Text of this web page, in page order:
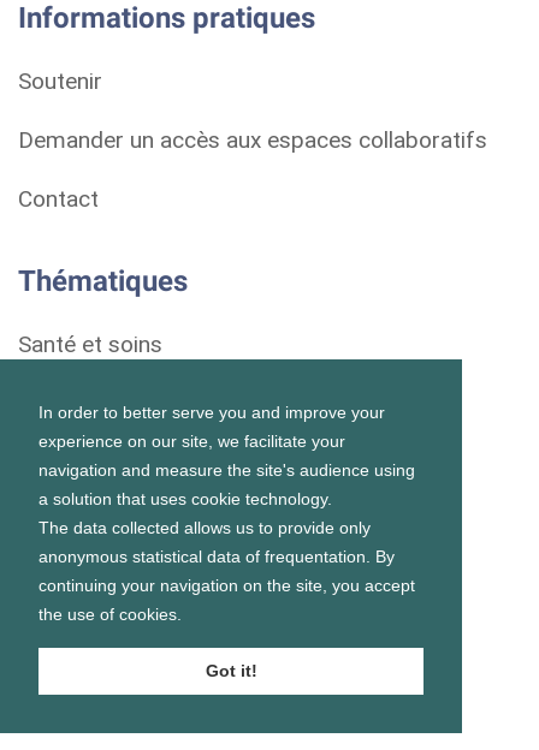
In order to better serve you and improve your
experience on our site, we facilitate your
navigation and measure the site's audience using
a solution that uses cookie technology.
The data collected allows us to provide only
anonymous statistical data of frequentation. By
continuing your navigation on the site, you accept
the use of cookies.
Got it!
Informations pratiques
Soutenir
Demander un accès aux espaces collaboratifs
Contact
Thématiques
Santé et soins
Droits et démarches
Habitat
Formation et vie scolaire
Emploi et vie professionnelle
Prévention